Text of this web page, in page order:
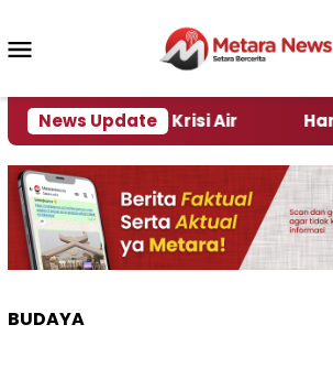
konten
News Update
Alami Krisi Air Harga
BUDAYA